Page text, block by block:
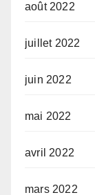
août 2022
juillet 2022
juin 2022
mai 2022
avril 2022
mars 2022